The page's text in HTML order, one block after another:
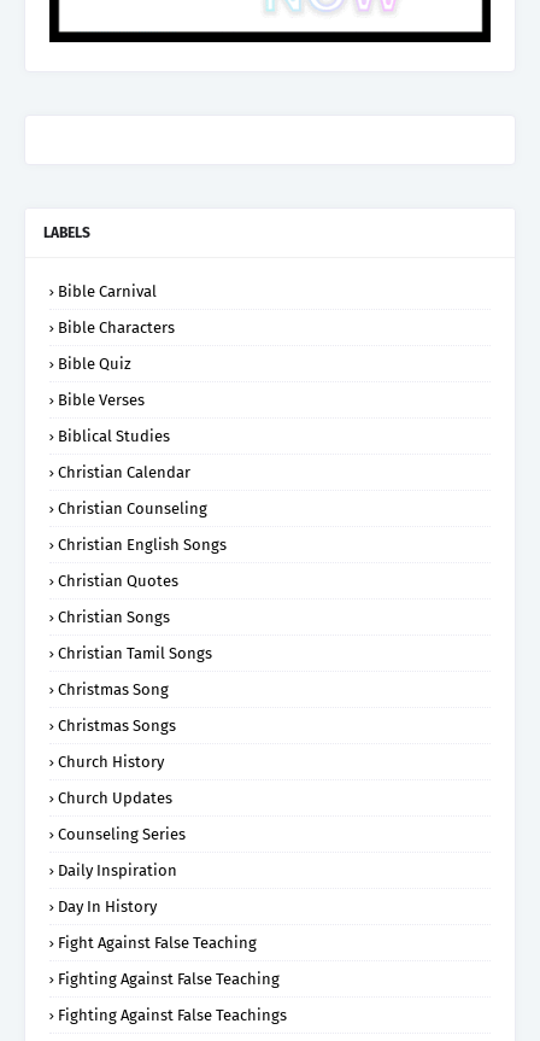
LABELS
Bible Carnival
Bible Characters
Bible Quiz
Bible Verses
Biblical Studies
Christian Calendar
Christian Counseling
Christian English Songs
Christian Quotes
Christian Songs
Christian Tamil Songs
Christmas Song
Christmas Songs
Church History
Church Updates
Counseling Series
Daily Inspiration
Day In History
Fight Against False Teaching
Fighting Against False Teaching
Fighting Against False Teachings